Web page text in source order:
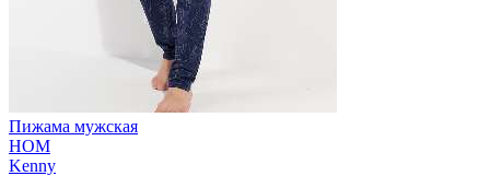
Пижама мужская
HOM
Kenny